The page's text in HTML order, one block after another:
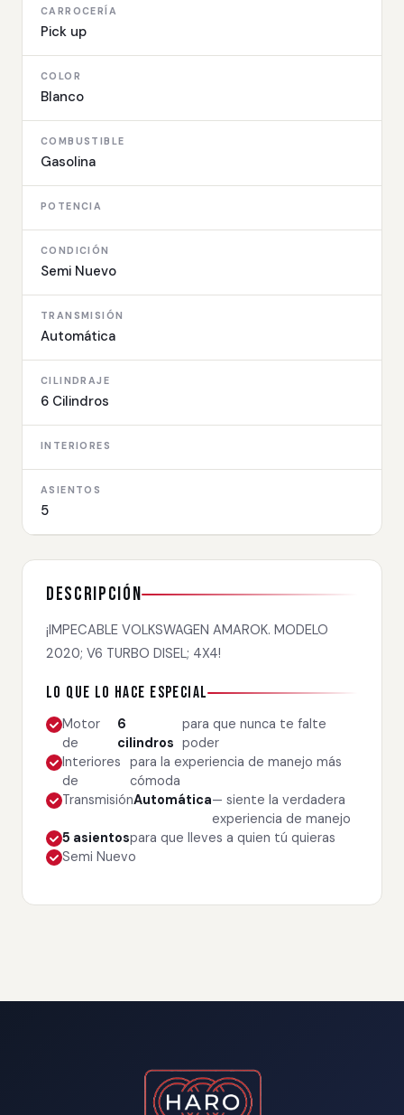
CARROCERÍA
Pick up
COLOR
Blanco
COMBUSTIBLE
Gasolina
POTENCIA
CONDICIÓN
Semi Nuevo
TRANSMISIÓN
Automática
CILINDRAJE
6 Cilindros
INTERIORES
ASIENTOS
5
Descripción
¡IMPECABLE VOLKSWAGEN AMAROK. MODELO
2020; V6 TURBO DISEL; 4X4!
Lo que lo hace especial
Motor
de
6
cilindros
para que nunca te falte
poder
Interiores
de
para la experiencia de manejo más
cómoda
TransmisiónAutomática— siente la verdadera
experiencia de manejo
5 asientospara que lleves a quien tú quieras
Semi Nuevo